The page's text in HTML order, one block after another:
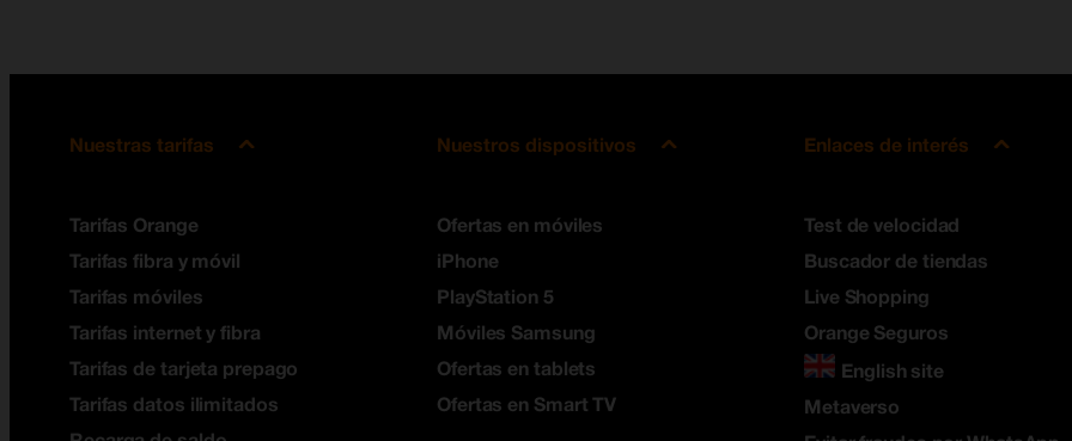
Nuestras tarifas
Tarifas Orange
Tarifas fibra y móvil
Tarifas móviles
Tarifas internet y fibra
Tarifas de tarjeta prepago
Tarifas datos ilimitados
Nuestros dispositivos
Ofertas en móviles
iPhone
PlayStation 5
Móviles Samsung
Ofertas en tablets
Ofertas en Smart TV
Enlaces de interés
Test de velocidad
Buscador de tiendas
Live Shopping
Orange Seguros
English site
Metaverso